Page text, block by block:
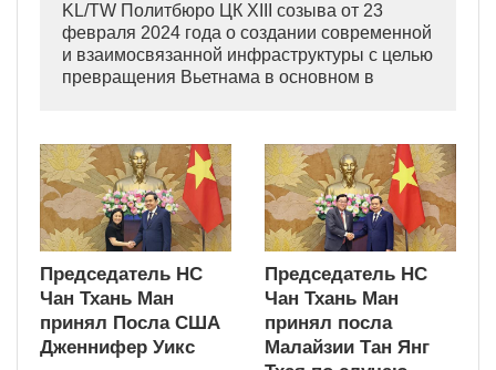
KL/TW Политбюро ЦК XIII созыва от 23
февраля 2024 года о создании современной
и взаимосвязанной инфраструктуры с целью
превращения Вьетнама в основном в
Председатель НС
Чан Тхань Ман
принял Посла США
Дженнифер Уикс
Председатель НС
Чан Тхань Ман
принял посла
Малайзии Тан Янг